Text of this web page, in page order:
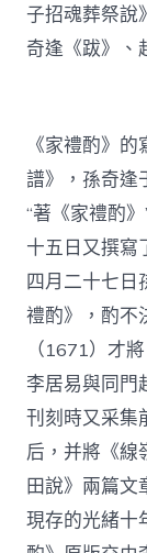
子招魂葬祭說
奇逢《跋》、
《家禮酌》
譜》，孫奇逢
“著《家禮酌
十五日又撰寫
四月二十七日
禮酌》，酌不
（1671）才
李居易與同門
刊刻時又采集
后，并將《線
田說》兩篇文
現存的光緒十